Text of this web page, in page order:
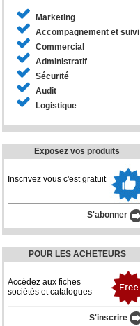
Marketing
Accompagnement et suivi
Commercial
Administratif
Sécurité
Audit
Logistique
Exposez vos produits
Inscrivez vous c'est gratuit
S'abonner
POUR LES ACHETEURS
Accédez aux fiches
sociétés et catalogues
S'inscrire